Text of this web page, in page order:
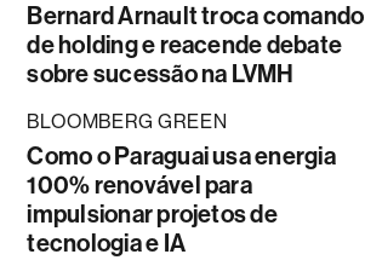
Bernard Arnault troca comando
de holding e reacende debate
sobre sucessão na LVMH
BLOOMBERG GREEN
Como o Paraguai usa energia
100% renovável para
impulsionar projetos de
tecnologia e IA